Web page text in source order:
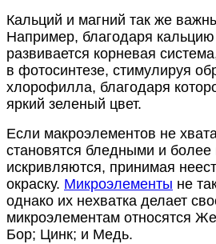
Кальций и магний так же
Например, благодаря кальцию
развивается корневая
в фотосинтезе, стимулируя
хлорофилла, благодаря
яркий зеленый цвет.
Если макроэлементов не
становятся бледными и
искривляются, принимая
окраску. Микроэлементы не
однако их нехватка делает
микроэлементам относятся
Бор; Цинк; и Медь.